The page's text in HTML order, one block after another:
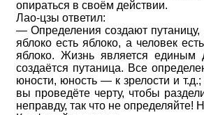
опираться в своём действии.
Лао-цзы ответил:
— Определения создают путаницу,
яблоко есть яблоко, а человек
яблоко. Жизнь является
создаётся путаница. Все
юности, юность — к зрелости и
вы проведёте черту, чтобы
неправду, так что не определяйте!